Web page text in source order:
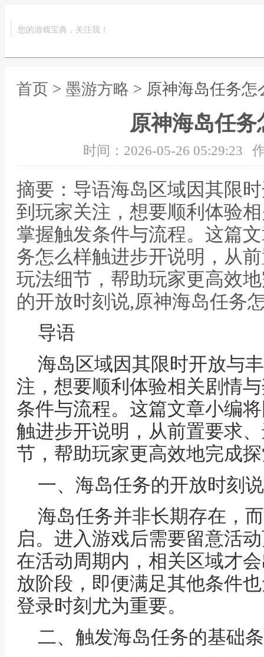
您的游戏宝典，关注我！
首页 > 墨游方略 > 原神海岛任务怎
原神海岛任
时间：2026-05-26 05:29:23
摘要：导语海岛区域因其限
到玩家关注，想要顺利体验
掌握触发条件与流程。这篇
务怎么样触进步开说明，从
玩法细节，帮助玩家更高效
的开放时刻说,原神海岛任务
导语
海岛区域因其限时开放与
注，想要顺利体验相关剧情
条件与流程。这篇文章小编
触进步开说明，从前置要求
节，帮助玩家更高效地完成
一、海岛任务的开放时刻
海岛任务并非长期存在，
启。进入游戏后需要留意活
在活动周期内，相关区域才
放阶段，即便满足其他条件
登录时刻尤为重要。
二、触发海岛任务的基础